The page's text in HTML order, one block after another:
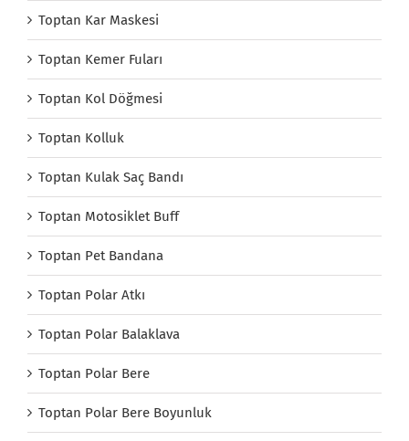
Toptan Kar Maskesi
Toptan Kemer Fuları
Toptan Kol Döğmesi
Toptan Kolluk
Toptan Kulak Saç Bandı
Toptan Motosiklet Buff
Toptan Pet Bandana
Toptan Polar Atkı
Toptan Polar Balaklava
Toptan Polar Bere
Toptan Polar Bere Boyunluk